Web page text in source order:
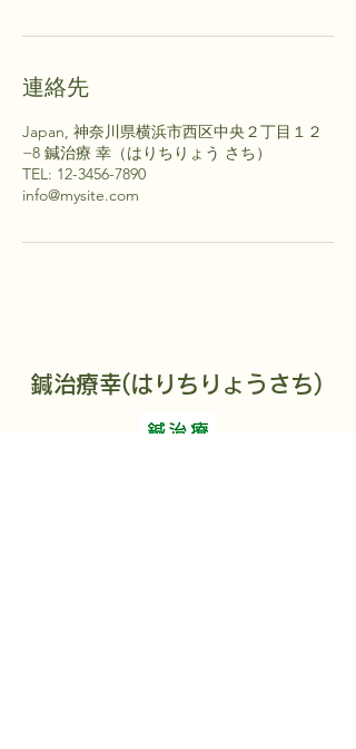
連絡先
Japan, 神奈川県横浜市西区中央２丁目１２
−8 鍼治療 幸（はりちりょう さち）
TEL: 12-3456-7890
info@mysite.com
​鍼治療幸(はりちりょうさち)